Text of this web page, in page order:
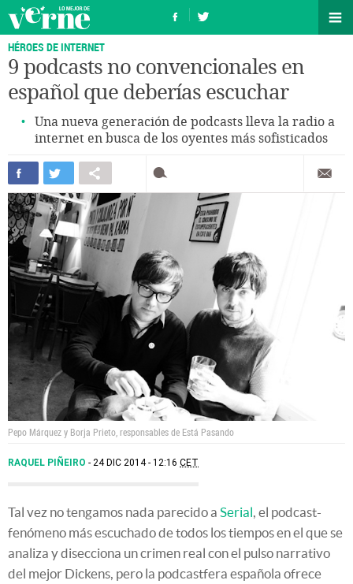
HÉROES DE INTERNET
9 podcasts no convencionales en
español que deberías escuchar
Una nueva generación de podcasts lleva la radio a
internet en busca de los oyentes más sofisticados
Pepo Márquez y Borja Prieto, responsables de Está Pasando
RAQUEL PIÑEIRO 24 DIC 2014 - 12:16 CET
Tal vez no tengamos nada parecido a Serial, el podcast-
fenómeno más escuchado de todos los tiempos en el que se
analiza y disecciona un crimen real con el pulso narrativo
del mejor Dickens, pero la podcastfera española ofrece